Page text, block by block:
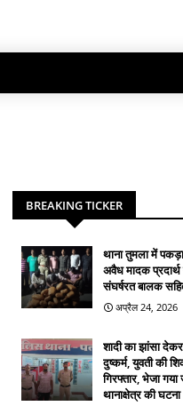
BREAKING TICKER
थाना तुमला में
अवैध मादक
संघर्षरत बालक
अप्रैल 24, 2026
शादी का झांसा
दुष्कर्म, युवती की
गिरफ्तार, भेजा
थानाक्षेत्र की घटना